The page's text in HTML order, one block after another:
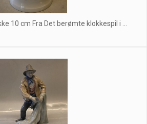
10 cm Fra Det berømte klokkespil i ...